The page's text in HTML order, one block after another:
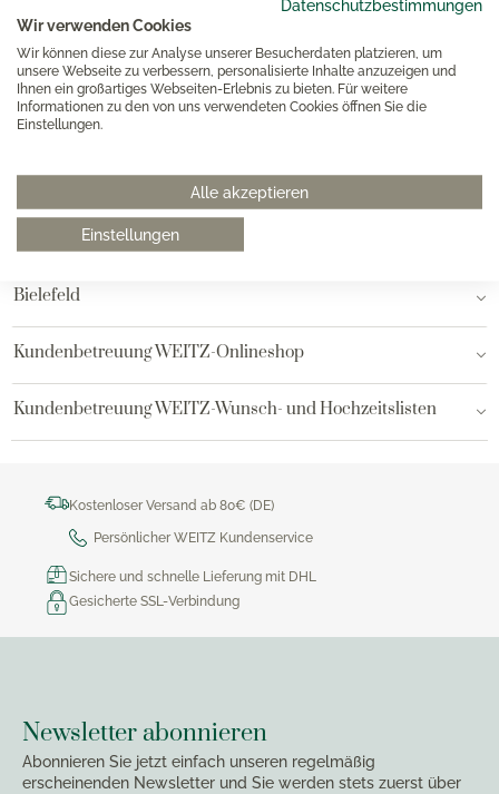
Datenschutzbestimmungen
Wir verwenden Cookies
Wir können diese zur Analyse unserer Besucherdaten platzieren, um
unsere Webseite zu verbessern, personalisierte Inhalte anzuzeigen und
Ihnen ein großartiges Webseiten-Erlebnis zu bieten. Für weitere
Informationen zu den von uns verwendeten Cookies öffnen Sie die
Einstellungen.
Alle akzeptieren
Einstellungen
Unsere Häuser
Hannover
Hamburg am Neuen Wall
Hamburg AEZ
Bielefeld
Kundenbetreuung WEITZ-Onlineshop
Kundenbetreuung WEITZ-Wunsch- und Hochzeitslisten
Kostenloser Versand ab 80€ (DE)
Persönlicher WEITZ Kundenservice
Sichere und schnelle Lieferung mit DHL
Gesicherte SSL-Verbindung
Newsletter abonnieren
Abonnieren Sie jetzt einfach unseren regelmäßig
erscheinenden Newsletter und Sie werden stets zuerst über